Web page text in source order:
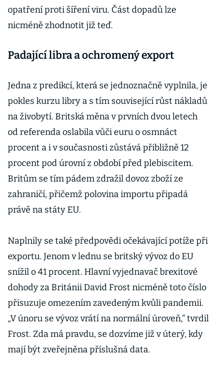
opatření proti šíření viru. Část dopadů lze
nicméně zhodnotit již teď.
Padající libra a ochromený export
Jedna z predikcí, která se jednoznačně vyplnila, je
pokles kurzu libry a s tím související růst nákladů
na živobytí. Britská měna v prvních dvou letech
od referenda oslabila vůči euru o osmnáct
procent a i v současnosti zůstává přibližně 12
procent pod úrovní z období před plebiscitem.
Britům se tím pádem zdražil dovoz zboží ze
zahraničí, přičemž polovina importu připadá
právě na státy EU.
Naplnily se také předpovědi očekávající potíže při
exportu. Jenom v lednu se britský vývoz do EU
snížil o 41 procent. Hlavní vyjednavač brexitové
dohody za Británii David Frost nicméně toto číslo
přisuzuje omezením zavedeným kvůli pandemii.
„V únoru se vývoz vrátí na normální úroveň,“ tvrdil
Frost. Zda má pravdu, se dozvíme již v úterý, kdy
mají být zveřejněna příslušná data.